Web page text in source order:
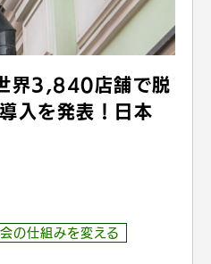
界3,840店舗で脱
入を発表！日本
の仕組みを変える